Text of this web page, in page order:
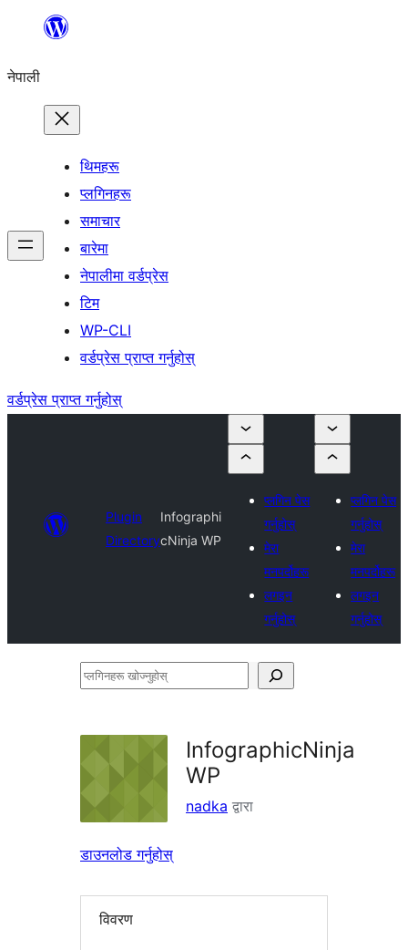
सामग्रीमा
नेपाली
थिमहरू
प्लगिनहरू
समाचार
बारेमा
नेपालीमा वर्डप्रेस
टिम
WP-CLI
वर्डप्रेस प्राप्त गर्नुहोस्
वर्डप्रेस प्राप्त गर्नुहोस्
Plugin
Directory
Infographi
cNinja WP
प्लगिन पेस
गर्नुहोस्
मेरा
मनपर्दोहरू
लगइन
गर्नुहोस्
प्लगिन पेस
गर्नुहोस्
मेरा
मनपर्दोहरू
लगइन
गर्नुहोस्
प्लगिनहरू
InfographicNinja
WP
nadka द्वारा
डाउनलोड गर्नुहोस्
विवरण